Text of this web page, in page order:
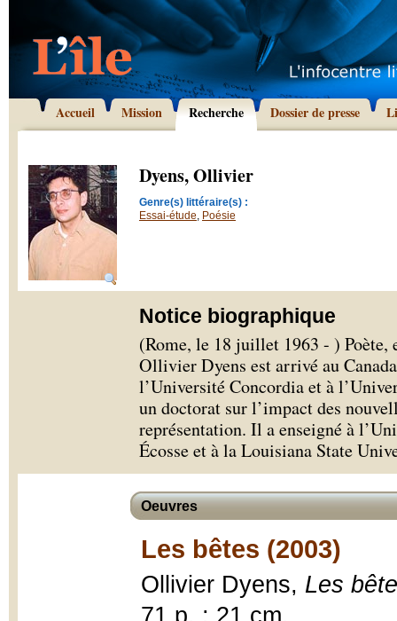
Accueil Mission Recherche Dossier de presse
Dyens, Ollivier
Genre(s) littéraire(s) :
Essai-étude, Poésie
Notice biographique
(Rome, le 18 juillet 1963 - ) Poète,
Ollivier Dyens est arrivé au
l’Université Concordia et à
un doctorat sur l’impact des
représentation. Il a enseigné à
Écosse et à la Louisiana State
Oeuvres
Les bêtes (2003)
Ollivier Dyens, Les
71 p. ; 21 cm.